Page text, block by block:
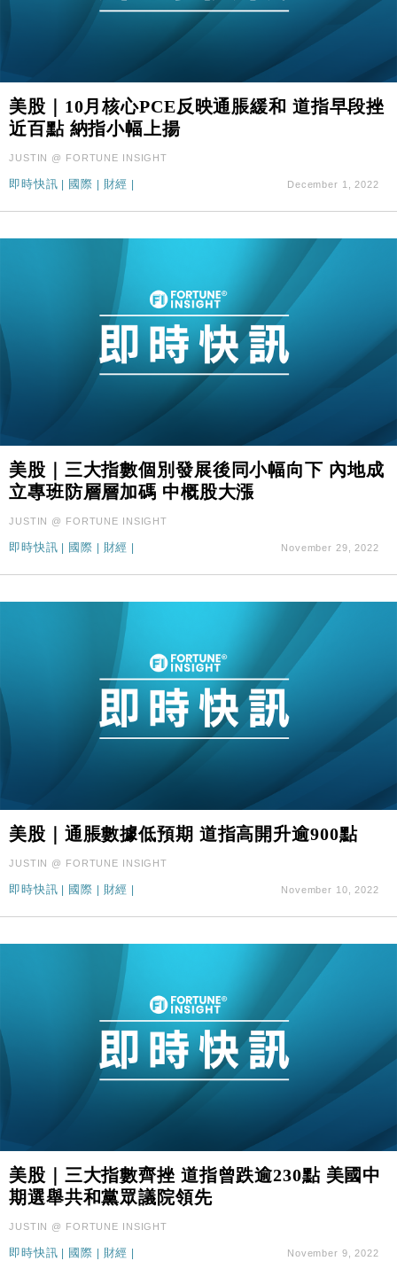
美股｜10月核心PCE反映通脹緩和 道指早段挫
近百點 納指小幅上揚
JUSTIN @ FORTUNE INSIGHT
即時快訊 國際 財經 December 1, 2022
美股｜三大指數個別發展後同小幅向下 內地成
立專班防層層加碼 中概股大漲
JUSTIN @ FORTUNE INSIGHT
即時快訊 國際 財經 November 29, 2022
美股｜通脹數據低預期 道指高開升逾900點
JUSTIN @ FORTUNE INSIGHT
即時快訊 | 國際 | 財經 | November 10, 2022
美股｜三大指數齊挫 道指曾跌逾230點 美國中
期選舉共和黨眾議院領先
JUSTIN @ FORTUNE INSIGHT
即時快訊 國際 財經 November 9, 2022